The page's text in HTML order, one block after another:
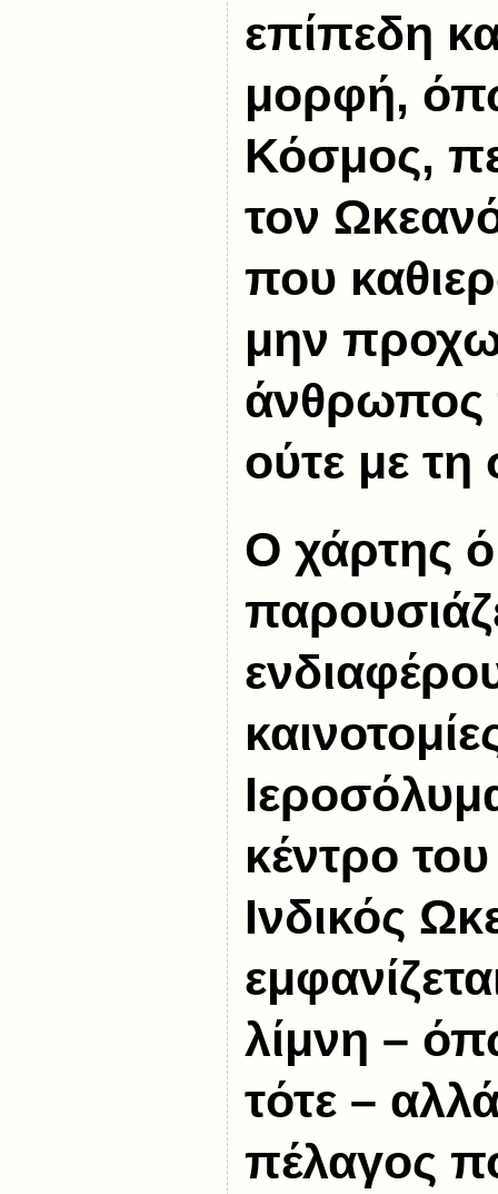
επίπεδη
μορφή,
Κόσμος,
τον
που
μην
άνθρωπος
ούτε με
Ο χάρτης
κέντρο
Ινδικός
λίμνη –
τότε –
πέλαγος